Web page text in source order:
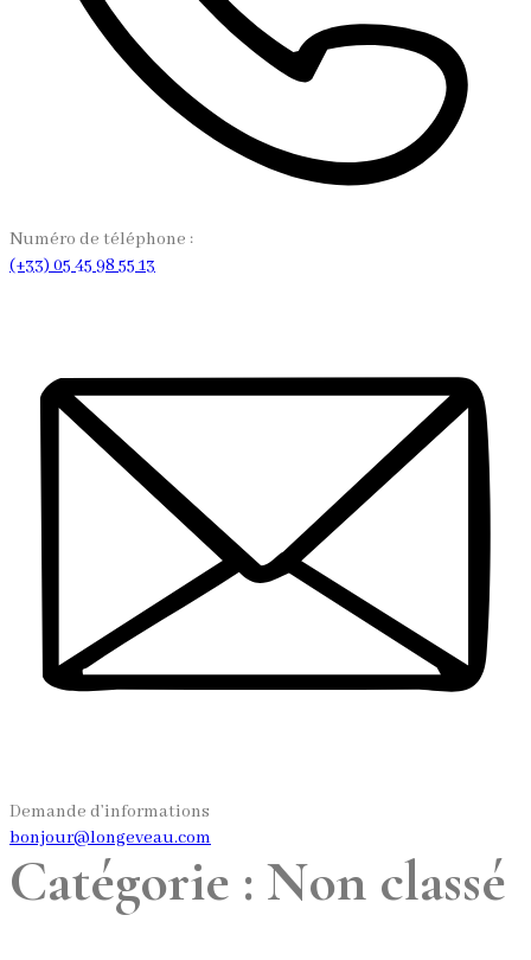
Numéro de téléphone :
(+33) 05 45 98 55 13
Demande d’informations
bonjour@longeveau.com
Catégorie : Non classé